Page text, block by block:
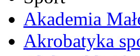
Akademia
Akrobatyka